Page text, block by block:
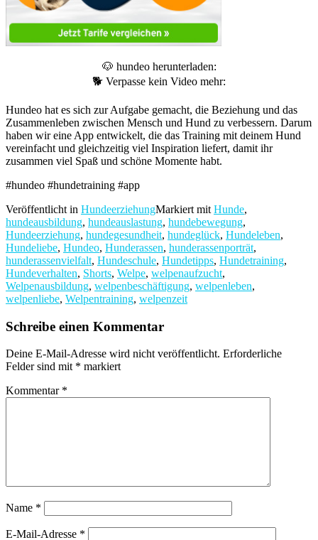
🐶 hundeo herunterladen:
🐕 Verpasse kein Video mehr:
Hundeo hat es sich zur Aufgabe gemacht, die Beziehung und das
Zusammenleben zwischen Mensch und Hund zu verbessern. Darum
haben wir eine App entwickelt, die das Training mit deinem Hund
vereinfacht und gleichzeitig viel Inspiration liefert, damit ihr
zusammen viel Spaß und schöne Momente habt.
#hundeo #hundetraining #app
Veröffentlicht in HundeerziehungMarkiert mit Hunde,
hundeausbildung, hundeauslastung, hundebewegung,
Hundeerziehung, hundegesundheit, hundeglück, Hundeleben,
Hundeliebe, Hundeo, Hunderassen, hunderassenporträt,
hunderassenvielfalt, Hundeschule, Hundetipps, Hundetraining,
Hundeverhalten, Shorts, Welpe, welpenaufzucht,
Welpenausbildung, welpenbeschäftigung, welpenleben,
welpenliebe, Welpentraining, welpenzeit
Schreibe einen Kommentar
Deine E-Mail-Adresse wird nicht veröffentlicht. Erforderliche
Felder sind mit * markiert
Kommentar *
Name *
E-Mail-Adresse *